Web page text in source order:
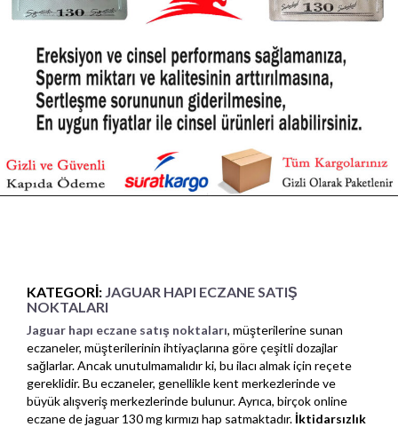
KATEGORI: JAGUAR HAPI ECZANE SATIŞ
NOKTALARI
Jaguar hapı eczane satış noktaları, müşterilerine sunan
eczaneler, müşterilerinin ihtiyaçlarına göre çeşitli dozajlar
sağlarlar. Ancak unutulmamalıdır ki, bu ilacı almak için reçete
gereklidir. Bu eczaneler, genellikle kent merkezlerinde ve
büyük alışveriş merkezlerinde bulunur. Ayrıca, birçok online
eczane de jaguar 130 mg kırmızı hap satmaktadır. İktidarsızlık